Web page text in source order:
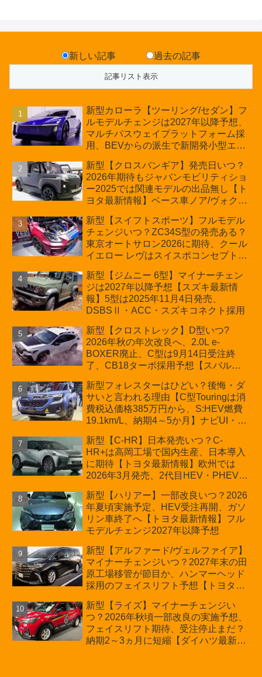
新しい記事 過去の記事
新型カローラ【ツーリング/セダン】フ
ルモデルチェンジは2027年以降予想、
マルチパスウェイプラットフォーム採
用、BEVからの派生で新開発小型エン
の採用は無しか【トヨタ最新情報】60
周年記念車発売
新型【クロスバンギア】発売日いつ？
2026年期待もジャパンモビリティショ
ー2025では関連モデルの出品無し【ト
ヨタ最新情報】ベース車ノア/ヴォクシ
ほか「コア」と「ツール」、デリカ
D:5対抗のクロスオーバーSUVミニバ
ン
新型【スイフトスポーツ】フルモデル
チェンジいつ？ZC34S型の発売ある？
東京オートサロン2026に期待、クール
イエロー レヴはスイスポコンセプト
プが争点【スズキ最新情報】特別仕様
車「ZC33S Final Edition」終了
新型【ジムニー 6型】マイナーチェン
ジは2027年以降予想【スズキ最新情
報】5型は2025年11月4日発売、
DSBSⅡ・ACC・スズキコネクト採用
新型【クロストレック】D型いつ?
2026年秋の年次改良へ、2.0L e-
BOXER廃止、C型は9月14日受注終
了、CB18ターボ採用予想【スバル最
新型フォレスターはひどい？後悔・ダ
サいと言われる理由【C型Touringは消
費税込価格385万円から、S:HEV燃費
19.1km/L、納期4～5か月】ナビUI・冬
カーオブザイヤーとJNCAP大賞受賞後
も残る注意点
新型【C-HR】日本発売いつ？C-
HR+は高岡工場で国内生産、日本導入
に期待【トヨタ最新情報】欧州では
2026年3月発売、2代目HEV・PHEVは
新型【ハリアー】一部改良いつ？2026
年夏頃実施予定、HEV受注再開、ガソ
リン車終了へ【トヨタ最新情報】フル
モデルチェンジ2027年以降予想
新型【アルファード/ヴェルファイア】
マイナーチェンジいつ？2027年末の田
原工場移管が節目か、ハンマーヘッド
採用のフェイスリフト予想【トヨタ最
費税込価格559万9000円から
新型【ライズ】マイナーチェンジい
つ？2026年秋頃一部改良の実施予想、
フェイスリフト期待、受注停止まだ？
納期2～3ヵ月に短縮【ダイハツ最新情